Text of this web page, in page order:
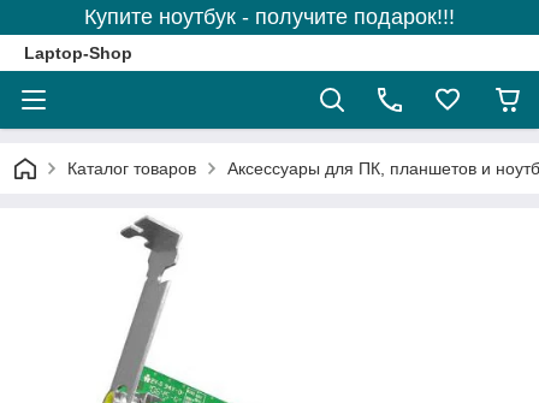
Купите ноутбук - получите подарок!!!
Laptop-Shop
Каталог товаров Аксессуары для ПК, планшетов и